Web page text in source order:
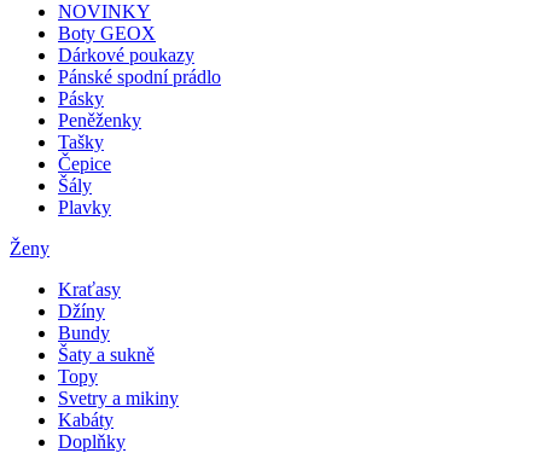
NOVINKY
Boty GEOX
Dárkové poukazy
Pánské spodní prádlo
Pásky
Peněženky
Tašky
Čepice
Šály
Plavky
Ženy
Kraťasy
Džíny
Bundy
Šaty a sukně
Topy
Svetry a mikiny
Kabáty
Doplňky